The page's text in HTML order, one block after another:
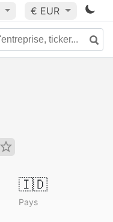
€ EUR
🇮🇩
Pays